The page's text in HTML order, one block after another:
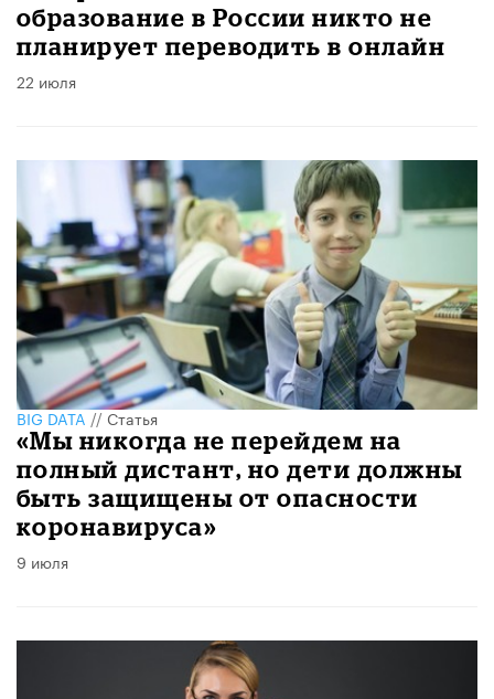
образование в России никто не
планирует переводить в онлайн
22 июля
BIG DATA//Статья
«Мы никогда не перейдем на
полный дистант, но дети должны
быть защищены от опасности
коронавируса»
9 июля